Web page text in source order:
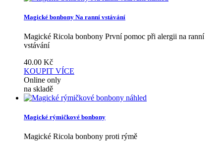
Magické bonbony Na ranní vstávání
Magické Ricola bonbony První pomoc při alergii na ranní
vstávání
40.00 Kč
KOUPIT VÍCE
Online only
na skladě
náhled
Magické rýmičkové bonbony
Magické Ricola bonbony proti rýmě